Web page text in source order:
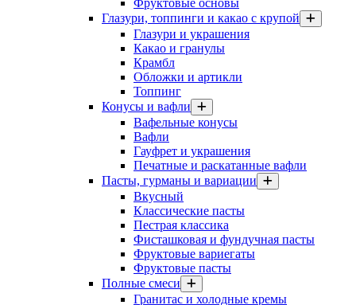
Глазури, топпинги и какао с крупой
Глазури и украшения
Какао и гранулы
Крамбл
Обложки и артикли
Топпинг
Конусы и вафли
Вафельные конусы
Вафли
Гауфрет и украшения
Печатные и раскатанные вафли
Пасты, гурманы и вариации
Вкусный
Классические пасты
Пестрая классика
Фисташковая и фундучная пасты
Фруктовые вариегаты
Фруктовые пасты
Полные смеси
Гранитас и холодные кремы